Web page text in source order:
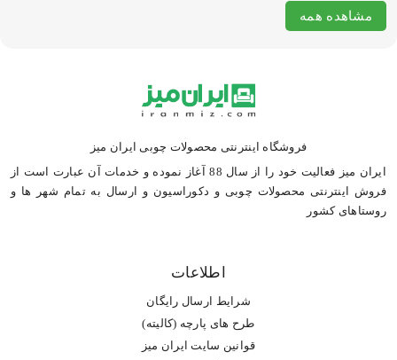
مشاهده همه
فروشگاه اینترنتی محصولات چوبی ایران میز
ایران میز فعالیت خود را از سال 88 آغاز نموده و خدمات آن عبارت است از
فروش اینترنتی محصولات چوبی و دکوراسیون و ارسال به تمام شهر ها و
روستاهای کشور
اطلاعات
شرایط ارسال رایگان
طرح های پارچه (کالیته)
قوانین سایت ایران میز